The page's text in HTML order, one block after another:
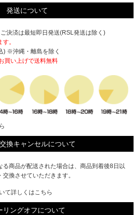
発送について
決済は最短即日発送(RSL発送は除く)
。
) ※沖縄・離島を除く
買い上げで送料無料
換キャンセルについて
る商品が配送された場合は、商品到着後8日以
換させていただきます。
て詳しくはこちら
リングオフについて